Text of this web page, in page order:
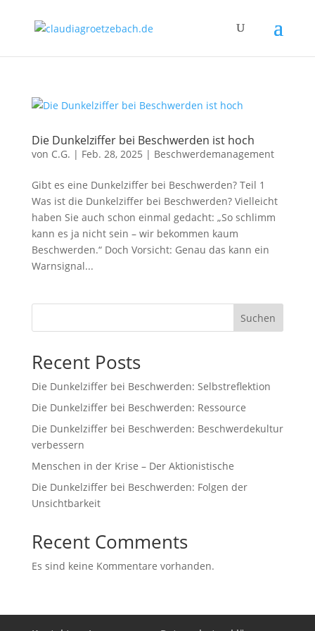
Die Dunkelziffer bei Beschwerden ist hoch
von C.G. | Feb. 28, 2025 | Beschwerdemanagement
Gibt es eine Dunkelziffer bei Beschwerden? Teil 1
Was ist die Dunkelziffer bei Beschwerden? Vielleicht
haben Sie auch schon einmal gedacht: „So schlimm
kann es ja nicht sein – wir bekommen kaum
Beschwerden.“ Doch Vorsicht: Genau das kann ein
Warnsignal...
Suchen
Recent Posts
Die Dunkelziffer bei Beschwerden: Selbstreflektion
Die Dunkelziffer bei Beschwerden: Ressource
Die Dunkelziffer bei Beschwerden: Beschwerdekultur
verbessern
Menschen in der Krise – Der Aktionistische
Die Dunkelziffer bei Beschwerden: Folgen der
Unsichtbarkeit
Recent Comments
Es sind keine Kommentare vorhanden.